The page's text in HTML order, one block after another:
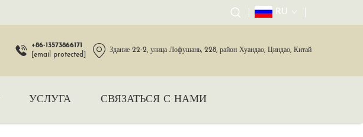
RU
+86-13573866171
[email protected]
Здание 22-2, улица Лофушань, 228, район Хуандао, Циндао, Китай
УСЛУГА СВЯЗАТЬСЯ С НАМИ